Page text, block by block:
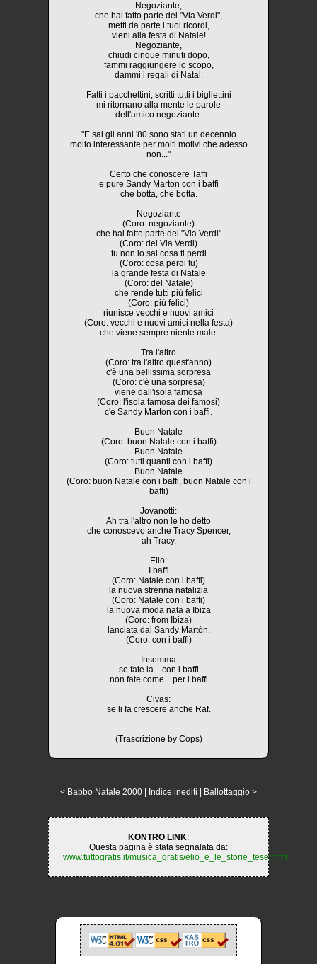
Negoziante,
che hai fatto parte dei "Via Verdi",
metti da parte i tuoi ricordi,
vieni alla festa di Natale!
Negoziante,
chiudi cinque minuti dopo,
fammi raggiungere lo scopo,
dammi i regali di Natal.
Fatti i pacchettini, scritti tutti i bigliettini
mi ritornano alla mente le parole
dell'amico negoziante.
"E sai gli anni '80 sono stati un decennio
molto interessante per molti motivi che adesso
non..."
Certo che conoscere Taffi
e pure Sandy Marton con i baffi
che botta, che botta.
Negoziante
(Coro: negoziante)
che hai fatto parte dei "Via Verdi"
(Coro: dei Via Verdi)
tu non lo sai cosa ti perdi
(Coro: cosa perdi tu)
la grande festa di Natale
(Coro: del Natale)
che rende tutti più felici
(Coro: più felici)
riunisce vecchi e nuovi amici
(Coro: vecchi e nuovi amici nella festa)
che viene sempre niente male.
Tra l'altro
(Coro: tra l'altro quest'anno)
c'è una bellissima sorpresa
(Coro: c'è una sorpresa)
viene dall'isola famosa
(Coro: l'isola famosa dei famosi)
c'è Sandy Marton con i baffi.
Buon Natale
(Coro: buon Natale con i baffi)
Buon Natale
(Coro: tutti quanti con i baffi)
Buon Natale
(Coro: buon Natale con i baffi, buon Natale con i
baffi)
Jovanotti:
Ah tra l'altro non le ho detto
che conoscevo anche Tracy Spencer,
ah Tracy.
Elio:
I baffi
(Coro: Natale con i baffi)
la nuova strenna natalizia
(Coro: Natale con i baffi)
la nuova moda nata a Ibiza
(Coro: from Ibiza)
lanciata dal Sandy Martòn.
(Coro: con i baffi)
Insomma
se fate la... con i baffi
non fate come... per i baffi
Civas:
se li fa crescere anche Raf.
(Trascrizione by Cops)
< Babbo Natale 2000 Indice inediti Ballottaggio >
KONTRO LINK:
Questa pagina è stata segnalata da:
www.tuttogratis.it/musica_gratis/elio_e_le_storie_tese.html